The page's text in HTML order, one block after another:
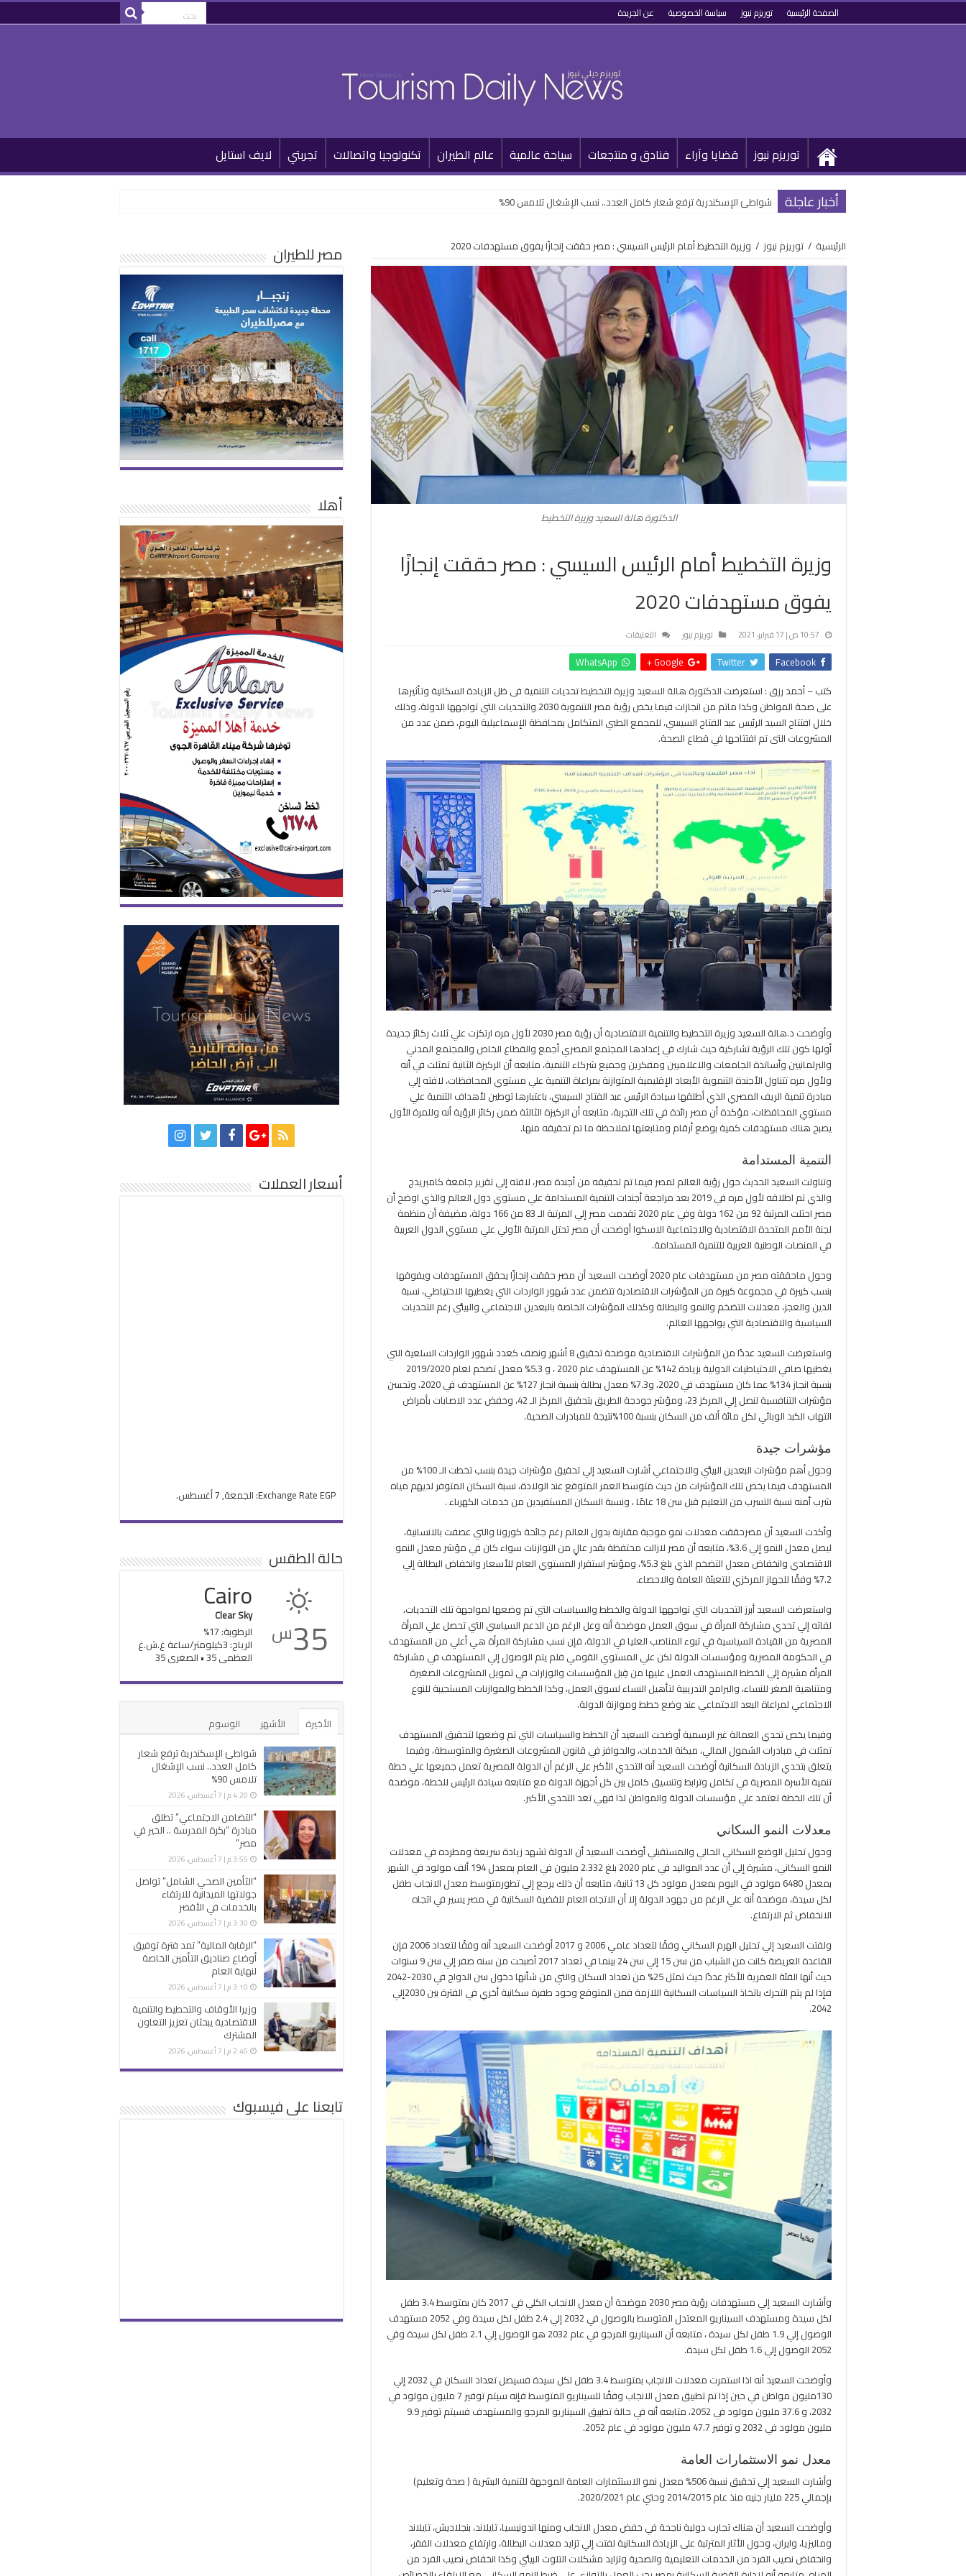
الصفحة الرئيسية توريزم نيوز سياسة الخصوصية عن الجريدة
توريزم نيوز قضايا وآراء فنادق و منتجعات سياحة عالمية عالم الطيران تكنولوجيا واتصالات تجربتي لايف استايل
أخبار عاجلة شواطئ الإسكندرية ترفع شعار كامل العدد.. نسب الإشغال تلامس 90%
الرئيسية / توريزم نيوز / وزيرة التخطيط أمام الرئيس السيسي : مصر حققت إنجازًا يفوق مستهدفات 2020
الدكتورة هالة السعيد وزيرة التخطيط
وزيرة التخطيط أمام الرئيس السيسي : مصر حققت إنجازًا
يفوق مستهدفات 2020
10:57 ص | 17 فبراير، 2021 توريزم نيوز التعليقات
التخطيط
الرئيس
السيسي
:
إنجازًا
يفوق
مستهدفات
2020
مغلقة
Facebook
Twitter
Google +
WhatsApp
كتب – أحمد رزق : استعرضت الدكتورة هالة السعيد وزيرة التخطيطتحديات التنمية فى ظل الزيادة السكانية وتأثيرها
على صحة المواطن وكذا ماتم من انجازات فيما يخص رؤية مصر التنموية 2030 والتحديات التي تواجهها الدولة، وذلك
خلال افتتاح السيد الرئيس عبد الفتاح السيسي، للمجمع الطبي المتكامل بمحافظة الإسماعيلية اليوم، ضمن عدد من
المشروعات التى تم افتتاحها في قطاع الصحة.
وأوضحت د.هالة السعيد وزيرة التخطيط والتنمية الاقتصادية أن رؤية مصر 2030 لأول مره ارتكزت علي ثلاث ركائز جديدة
أولها كون تلك الرؤية تشاركية حيث شارك في إعدادها المجتمع المصري أجمع والقطاع الخاص والمجتمع المدني
والبرلمانيين وأساتذة الجامعات والاعلاميين ومفكرين وجميع شركاء التنمية، متابعه أن الركيزة الثانية تمثلت في أنه
ولأول مره تتناول الأجندة التنموية الأبعاد الإقليمية المتوازنة بمراعاة التنمية علي مستوي المحافظات، لافته إلي
مبادرة تنمية الريف المصري الذي أطلقها سيادة الرئيس عبد الفتاح السيسي، باعتبارها توطين لأهداف التنمية علي
مستوي المحافظات، مؤكدة أن مصر رائدة في تلك التجربة، متابعه أن الركيزة الثالثة ضمن ركائز الرؤية أنه وللمرة الأول
يصبح هناك مستهدفات كمية بوضع أرقام ومتابعتها لملاحظة ما تم تحقيقه منها.
التنمية المستدامة
وتناولت السعيد الحديث حول رؤية العالم لمصر فيما تم تحقيقه من أجندة مصر، لافته إلي تقرير جامعة كامبريدج
والذي تم اطلاقه لأول مره في 2019 بعد مراجعة أجندات التنمية المستدامة علي مستوي دول العالم والذي اوضح أن
مصر احتلت المرتبة 92 من 162 دولة وفي عام 2020 تقدمت مصر إلي المرتبة الـ 83 من 166 دولة، مضيفة أن منظمة
لجنة الأمم المتحدة الاقتصادية والاجتماعية الاسكوا أوضحت أن مصر تحتل المرتبة الأولي علي مستوي الدول العربية
في المنصات الوطنية العربية للتنمية المستدامة.
وحول ماحققته مصر من مستهدفات عام 2020 أوضحت السعيد أن مصر حققت إنجازًا يحقق المستهدفات ويفوقها
بنسب كبيرة في مجموعة كبيرة من المؤشرات الاقتصادية تتضمن عدد شهور الواردات التي يغطيها الاحتياطي، نسبة
الدين والعجز، معدلات التضخم والنمو والبطالة وكذلك المؤشرات الخاصة بالبعدين الاجتماعي والبيئي رغم التحديات
السياسية والاقتصادية التي يواجهها العالم.
واستعرضت السعيد عددًا من المؤشرات الاقتصادية موضحة تحقيق 8 أشهر ونصف كعدد شهور الواردات السلعية التي
يغطيها صافي الاحتياطيات الدولية بزيادة 142% عن المستهدف عام 2020 ، و 5.3% معدل تضخم لعام 2019/2020
بنسبة انجاز 134% عما كان مستهدف في 2020، و7.3% معدل بطالة بنسبة انجاز 127% عن المستهدف في 2020، وتحسن
مؤشرات التنافسية لنصل إلي المركز 23، ومؤشر جودجة الطريق بتحقيق المركز الـ 42، وخفض عدد الاصابات بأمراض
التهاب الكبد الوبائي لكل مائة ألف من السكان بنسبة 100%نتيجة للمبادرات الصحية.
مؤشرات جيدة
وحول أهم مؤشرات البعدين البيئي والاجتماعي أشارت السعيد إلي تحقيق مؤشرات جيدة بنسب تخطت الـ 100% من
المستهدف فيما يخص تلك المؤشرات من حيث متوسط العمر المتوقع عند الولادة، نسبة السكان المتوفر لديهم مياه
شرب اّمنه نسبة التسرب من التعليم قبل سن 18 عامًا ، ونسبة السكان المستفيدين من خدمات الكهرباء .
وأكدت السعيد أن مصرحققت معدلات نمو موجبة مقارنة بدول العالم رغم جائحة كورونا والتي عصفت بالانسانية،
ليصل معدل النمو إلي 3.6%، متابعه أن مصر لازالت محتفظة بقدر عالٍ من التوازنات سواء كان في مؤشر معدل النمو
الاقتصادي وانخفاض معدل التضخم الذي بلغ 5.3%، ومؤشر استقرار المستوي العام للأسعار وانخفاض البطالة إلي
7.2% وفقًا للجهاز المركزي للتعبئة العامة والاحصاء.
واستعرضت السعيد أبرز التحديات التي تواجهها الدولة والخطط والسياسات التي تم وضعها لمواجهة تلك التحديات،
لفاته إلي تحدي مشاركة المرأة في سوق العمل موضحة أنه وعل الرغم من الدعم السياسي التي تحصل علي المرأة
المصرية من القيادة السياسية في تبوء المناصب العليا في الدولة، فإن نسب مشاركة المرأة هي أعلي من المستهدف
في الحكومة المصرية ومؤسسات الدولة لكن علي المستوي القومي فلم يتم الوصول إلي المستهدف في مشاركة
المرأة مشيرة إلي الخطط المستهدف العمل عليها من قِبل المؤسسات والوزارات في تمويل المشروعات الصغيرة
ومتناهية الصغر للنساء، والبرامج التدريبية لتأهيل النساء لسوق العمل، وكذا الخطط والموازنات المستجيبة للنوع
الاجتماعي لمراعاة البعد الاجتماعي عند وضع خطط وموازنة الدولة.
وفيما يخص تحدي العمالة غير الرسمية أوضحت السعيد أن الخطط والسياسات التي تم وضعها لتحقيق المستهدف
تمثلت في مبادرات الشمول المالي، ميكنة الخدمات، والحوافز في قانون المشروعات الصغيرة والمتوسطة، وفيما
يتعلق بتحدي الزيادة السكانية أوضحت السعيد أنه التحدي الأكبر علي الرغم أن الدولة المصرية تعمل جميعها علي خطة
تنمية الأسرة المصرية في تكامل وترابط وتنسيق كامل بين كل أجهزة الدولة مع متابعة سيادة الرئيس للخطة، موضحة
أن تلك الخطة تعتمد علي مؤسسات الدولة والمواطن لذا فهي تعد التحدي الأكبر.
معدلات النمو السكاني
وحول تحليل الوضع السكاني الحالي والمستقبلي أوضحت السعيد أن الدولة تشهد زيادة سريعة ومطرده في معدلات
النمو السكاني، مشيرة إلي أن عدد المواليد في عام 2020 بلغ 2.332 مليون في العام بمعدل 194 ألف مولود في الشهر
بمعدل 6480 مولود في اليوم بمعدل مولود كل 13 ثانية، متابعه أن ذلك يرجع إلي تطورمتوسط معدل الانجاب طفل
لكل سيدة، موضحة أنه علي الرغم من جهود الدولة إلا أن الاتجاه العام للقضية السكانية في مصر يسير في اتجاه
الانخفاض ثم الارتفاع.
ولفتت السعيد إلي تحليل الهرم السكاني وفقًا لتعداد عامي 2006 و 2017 أوضحت السعيد أنه وفقًا لتعداد 2006 فإن
القاعدة العريضة كانت من الشباب من سن 15 إلي سن 24 بينما في تعداد 2017 أصبحت من سنه صفر إلي سن 9 سنوات
حيث أنها الفئة العمرية الأكثر عددًا حيث تمثل 25% من تعداد السكان والتي من شأنها دخول سن الدواج في 2030-2042
فإذا لم يتم التحرك باتخاذ السياسات السكانية اللازمة فمن المتوقع وجود طفرة سكانية أخري في الفترة بين 2030إلي
2042.
وأشارت السعيد إلي مستهدفات رؤية مصر 2030 موضحة أن معدل الانجاب الكلي في 2017 كان بمتوسط 3.4 طفل
لكل سيدة ومستهدف السيناريو المعتدل المتوسط بالوصول في 2032 إلي 2.4 طفل لكل سيدة وفي 2052 مستهدف
الوصول إلي 1.9 طفل لكل سيدة ، متابعه أن السيناريو المرجو في عام 2032 هو الوصول إلي 2.1 طفل لكل سيدة وفي
2052 الوصول إلي 1.6 طفل لكل سيدة.
وأوضحت السعيد أنه اذا استمرت معدلات الانجاب بمتوسط 3.4 طفل لكل سيدة فسيصل تعداد السكان في 2032 إلي
130مليون مواطن في حين إذا تم تطبيق معدل الانجاب وفقًا للسيناريو المتوسط فإنه سيتم توفير 7 مليون مولود في
2032، و 37.6 مليون مولود في 2052، متابعه أنه في حالة تطبيق السيناريو المرجو والمستهدف فسيتم توفير 9.9
مليون مولود في 2032 و توفير 47.7 مليون مولود في عام 2052.
معدل نمو الاستثمارات العامة
وأشارت السعيد إلي تحقيق نسبة 506% معدل نمو الاستثمارات العامة الموجهة للتنمية البشرية ( صحة وتعليم)
بإجمالي 225 مليار جنيه منذ عام 2014/2015 وحتي عام 2020/2021.
وأوضحت السعيد أن هناك تجارب دولية ناجحة في خفض معدل الانجاب ومنها اندونيسيا، تايلاند، بنجلاديش، تايلاند
وماليزيا، وايران، وحول الأثار المترتبة على الزيادة السكانية لفتت إلي تزايد معدلات البطالة، وارتفاع معدلات الفقر،
وانخفاض نصيب الفرد من الخدمات التعليمية والصحية وتزايد مشكلات التلوث البيئي وكذا انخفاض نصيب الفرد من
مصر للطيران
أهلا
أسعار العملات
Exchange Rate EGP : الجمعة, 7 أغسطس.
حالة الطقس
35س
Cairo
Clear Sky
الرطوبة: 17%
الرياح: 3كيلومتر/ساعة غ.ش.غ
العظمى 35 • الصغرى 35
الأخيرة الأشهر
الوسوم
شواطئ الإسكندرية ترفع شعار
كامل العدد.. نسب الإشغال
تلامس 90%
4:20 م | 7 أغسطس، 2026
“التضامن الاجتماعي” تطلق
مبادرة “بكرة المدرسة .. الخير في
مصر”
3:55 م | 7 أغسطس، 2026
“التأمين الصحي الشامل” تواصل
جولاتها الميدانية للارتقاء
بالخدمات في الأقصر
3:30 م | 7 أغسطس، 2026
“الرقابة المالية” تمد فترة توفيق
أوضاع صناديق التأمين الخاصة
لنهاية العام
3:10 م | 7 أغسطس، 2026
وزيرا الأوقاف والتخطيط والتنمية
الاقتصادية يبحثان تعزيز التعاون
المشترك
2:45 م | 7 أغسطس، 2026
تابعنا على فيسبوك